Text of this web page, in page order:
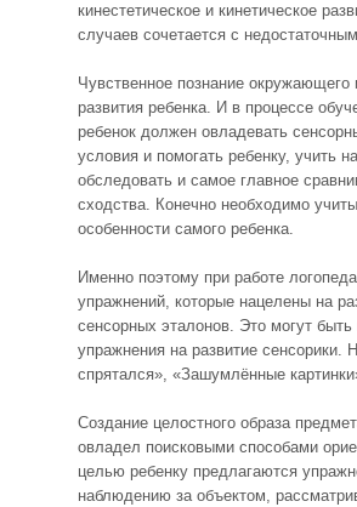
кинестетическое и кинетическое
случаев сочетается с
Чувственное познание
развития ребенка. И в процессе
ребенок должен овладевать
условия и помогать ребенку, учить
обследовать и самое главное
сходства. Конечно необходимо
особенности самого ребенка.
Именно поэтому при работе
упражнений, которые нацелены на
сенсорных эталонов. Это могут быть
упражнения на развитие
спрятался», «Зашумлённые
Создание целостного образа
овладел поисковыми способами
целью ребенку предлагаются
наблюдению за объектом,